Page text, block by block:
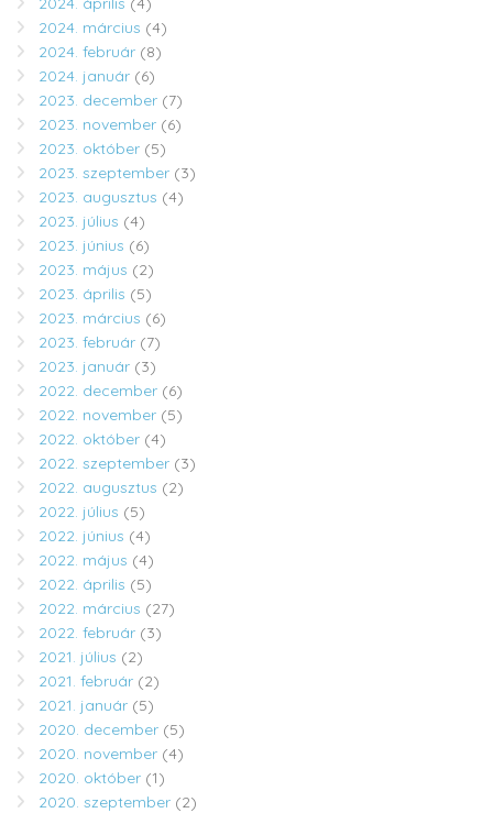
2024. március (4)
2024. február (8)
2024. január (6)
2023. december (7)
2023. november (6)
2023. október (5)
2023. szeptember (3)
2023. augusztus (4)
2023. július (4)
2023. június (6)
2023. május (2)
2023. április (5)
2023. március (6)
2023. február (7)
2023. január (3)
2022. december (6)
2022. november (5)
2022. október (4)
2022. szeptember (3)
2022. augusztus (2)
2022. július (5)
2022. június (4)
2022. május (4)
2022. április (5)
2022. március (27)
2022. február (3)
2021. július (2)
2021. február (2)
2021. január (5)
2020. december (5)
2020. november (4)
2020. október (1)
2020. szeptember (2)